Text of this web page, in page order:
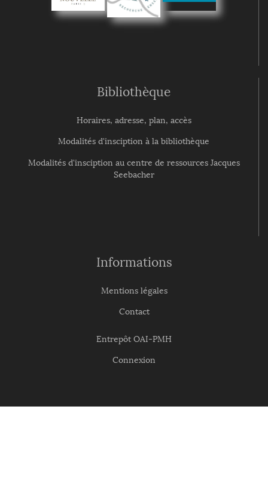
Bibliothèque
Horaires, adresse, plan, accès
Modalités d'insciption à la bibliothèque
Modalités d'insciption au centre de ressources Jacques
Seebacher
Informations
Mentions légales
Contact
Entrepôt OAI-PMH
Connexion